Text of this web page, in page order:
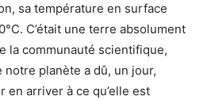
sa température en surface
C’était une terre absolument
la communauté scientifique,
notre planète a dû, un jour,
en arriver à ce qu’elle est